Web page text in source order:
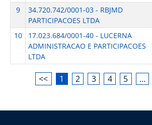
9
34.720.742/0001-03 - RBJMD
PARTICIPACOES LTDA
10
17.023.684/0001-40 - LUCERNA
ADMINISTRACAO E PARTICIPACOES
LTDA
<< 1 2 3 4 5 …